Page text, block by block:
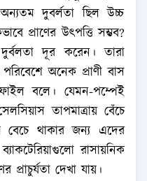
দুবর্লতা ছিল উচ্চ
প্রাণের উৎপত্তি সম্ভব?
দুর্বলতা দূর করেন। তারা
অনেক প্রাণী বাস
বলে। যেমন-পম্পেই
তাপমাত্রায় বেঁচে
বেচে থাকার জন্য এদের
রাসায়নিক
প্রাচুর্যতা দেখা যায়।